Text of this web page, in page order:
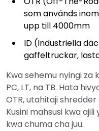
som används
upp till 4000mm
ID (Industriella
gaffeltruckar,
Kwa sehemu nyingi za
PC, LT, na TB. Hata
OTR, utahitaji
Kusini mahsusi kwa
kwa chuma cha juu.